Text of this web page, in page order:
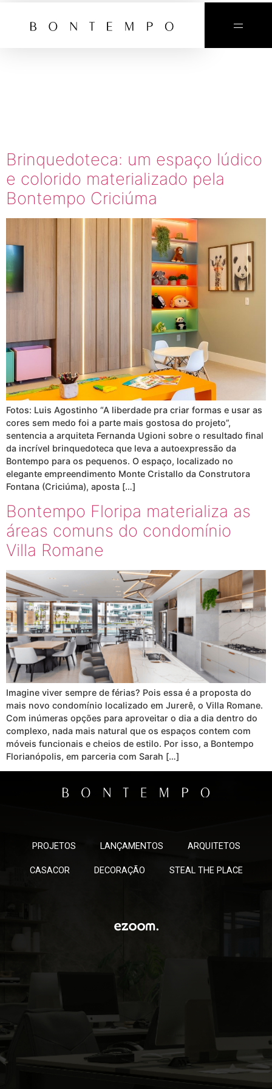
Brinquedoteca: um espaço lúdico
e colorido materializado pela
Bontempo Criciúma
Fotos: Luis Agostinho “A liberdade pra criar formas e usar as
cores sem medo foi a parte mais gostosa do projeto”,
sentencia a arquiteta Fernanda Ugioni sobre o resultado final
da incrível brinquedoteca que leva a autoexpressão da
Bontempo para os pequenos. O espaço, localizado no
elegante empreendimento Monte Cristallo da Construtora
Fontana (Criciúma), aposta […]
Bontempo Floripa materializa as
áreas comuns do condomínio
Villa Romane
Imagine viver sempre de férias? Pois essa é a proposta do
mais novo condomínio localizado em Jurerê, o Villa Romane.
Com inúmeras opções para aproveitar o dia a dia dentro do
complexo, nada mais natural que os espaços contem com
móveis funcionais e cheios de estilo. Por isso, a Bontempo
Florianópolis, em parceria com Sarah […]
PROJETOS LANÇAMENTOS ARQUITETOS
CASACOR DECORAÇÃO STEAL THE PLACE